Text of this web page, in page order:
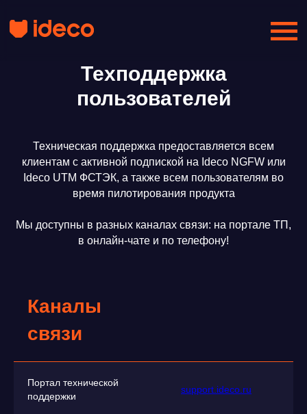
Техподдержка
пользователей
Техническая поддержка предоставляется всем
клиентам с активной подпиской на Ideco NGFW или
Ideco UTM ФСТЭК, а также всем пользователям во
время пилотирования продукта
Мы доступны в разных каналах связи: на портале ТП,
в онлайн-чате и по телефону!
Каналы
связи
Портал технической
поддержки
support.ideco.ru